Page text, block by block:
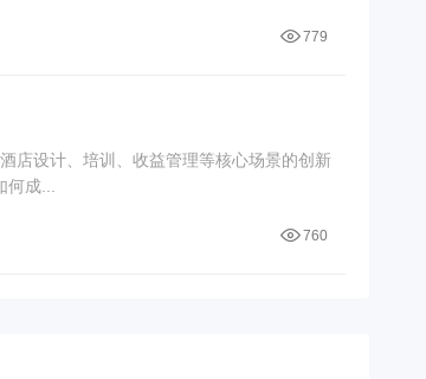
779
店设计、培训、收益管理等核心场景的创新
成...
760